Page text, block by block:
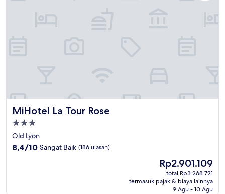
MiHotel La Tour Rose
MiHotel La Tour Rose
Properti
bintang
3.0
Old Lyon
8.4
8,4/10 Sangat Baik (186 ulasan)
Harga
sekarang
Rp2.901.109
Rp2.901.109
total Rp3.268.721
termasuk pajak & biaya lainnya
9 Agu - 10 Agu